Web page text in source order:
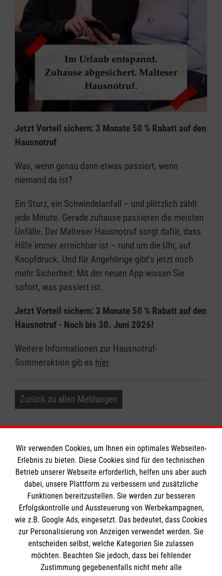
Jetzt Vorteil sichern: 3 Monate 50 % Rabatt auf den
Hausnotruf
Was, wenn genau dann etwas passiert, wenn
niemand da ist?
Ein Sturz, ein Schwindelanfall – und plötzlich zählt
jede Minute. Gerade zuhause passieren die meisten
Unfälle. Der Malteser Hausnotruf sorgt dafür, dass
Hilfe immer erreichbar ist – rund um die Uhr, auf
Knopfdruck. Und für Angehörige gibt’s jetzt noch
mehr Sicherheit: Mit der neuen App wissen Sie
sofort, was passiert ist.
Jetzt Vorteil sichern: 3 Monate 50 % Rabatt auf den
Hausnotruf - Noch bis 30. Juni 2026!
Weitere Informationen zur Hausnotruf-
Sommeraktion gib es hier.
Zurück zu allen Meldungen
Informationen
Impressum
Datenschutz
Barrierefreiheit
Kontakt
Die Malteser
Malteser in Deutschland
Wir verwenden Cookies, um Ihnen ein optimales Webseiten-
Erlebnis zu bieten. Diese Cookies sind für den technischen
Betrieb unserer Webseite erforderlich, helfen uns aber auch
dabei, unsere Plattform zu verbessern und zusätzliche
Funktionen bereitzustellen. Sie werden zur besseren
Erfolgskontrolle und Aussteuerung von Werbekampagnen,
wie z.B. Google Ads, eingesetzt. Das bedeutet, dass Cookies
zur Personalisierung von Anzeigen verwendet werden. Sie
entscheiden selbst, welche Kategorien Sie zulassen
möchten. Beachten Sie jedoch, dass bei fehlender
Zustimmung gegebenenfalls nicht mehr alle